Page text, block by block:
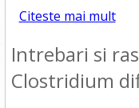
Citeste mai mult
Intrebari si
Clostridium